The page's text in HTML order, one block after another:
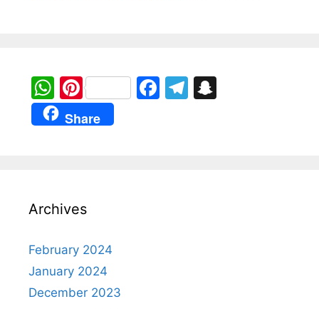
W
h
at
p
Pi
nt
er
F
T
Share
Archives
February 2024
January 2024
December 2023